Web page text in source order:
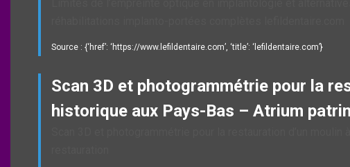
Source : {‘href’: ‘https://www.lefildentaire.com’, ‘title’: ‘lefildentaire.com’}
Scan 3D et photogrammétrie pour la
historique aux Pays-Bas – Atrium